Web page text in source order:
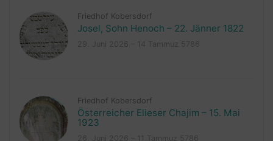
Friedhof Kobersdorf
Josel, Sohn Henoch – 22. Jänner 1822
Friedhof Kobersdorf
Österreicher Elieser Chajim – 15. Mai
1923